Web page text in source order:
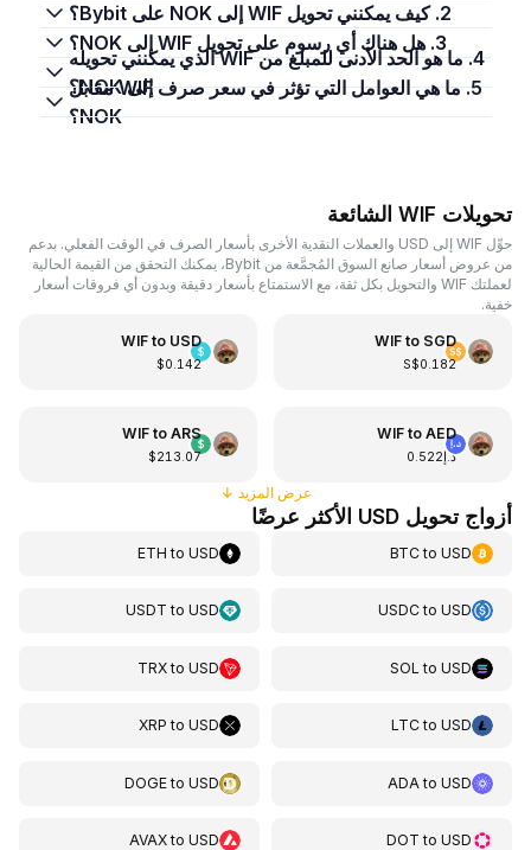
2. كيف يمكنني تحويل WIF إلى NOK على Bybit؟
3. هل هناك أي رسوم على تحويل WIF إلى NOK؟
4. ما هو الحد الأدنى للمبلغ من WIF الذي يمكنني تحويله
إلى NOK؟5. ما هي العوامل التي تؤثر في سعر صرف WIF مقابل
NOK؟
تحويلات WIF الشائعة
حوِّل WIF إلى USD والعملات النقدية الأخرى بأسعار الصرف في الوقت الفعلي. بدعم
من عروض أسعار صانع السوق المُجمَّعة من Bybit، يمكنك التحقق من القيمة الحالية
لعملتك WIF والتحويل بكل ثقة، مع الاستمتاع بأسعار دقيقة وبدون أي فروقات أسعار
خفية.
WIF to SGD
S$0.182
WIF to USD
$0.142
WIF toAED
د.إ0.522
WIF toARS
$213.07
عرض المزيد ↓
أزواج تحويل USD الأكثر عرضًا
BTCtoUSD
ETH toUSD
USDCtoUSD
USDT toUSD
SOL toUSD
TRXtoUSD
LTCtoUSD
XRP toUSD
ADA toUSD
DOGEtoUSD
DOT toUSD
AVAXtoUSD